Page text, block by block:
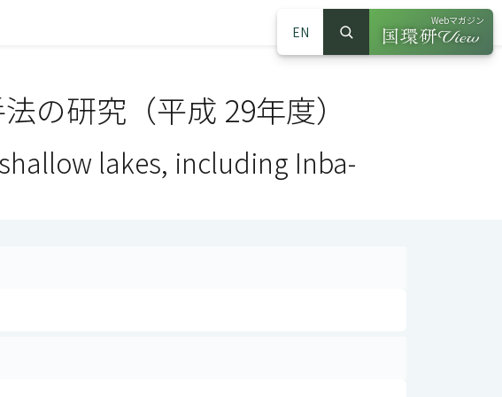
EN
サイト内検索
検索
Webマガジン
（別ウインドウ
の研究（平成 29年度）
lakes, including Inba-